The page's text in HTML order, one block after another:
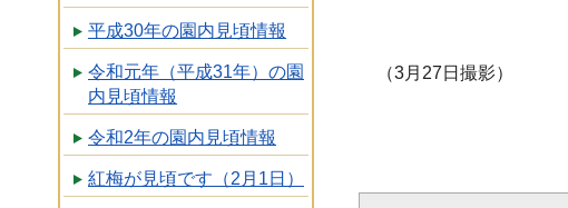
平成30年の園内見頃情報
令和元年（平成31年）の園
内見頃情報
令和2年の園内見頃情報
紅梅が見頃です（2月1日）
（3月27日撮影）